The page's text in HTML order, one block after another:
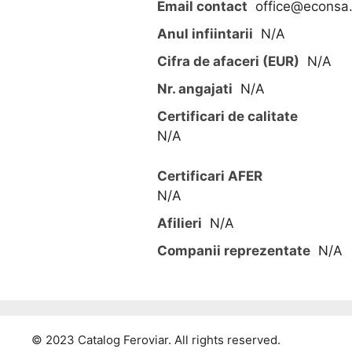
Email contact
Anul infiintarii N/A
Cifra de afaceri (EUR) N/A
Nr. angajati N/A
Certificari de calitate
N/A
Certificari AFER
N/A
Afilieri N/A
Companii reprezentate N/A
© 2023 Catalog Feroviar. All rights reserved.